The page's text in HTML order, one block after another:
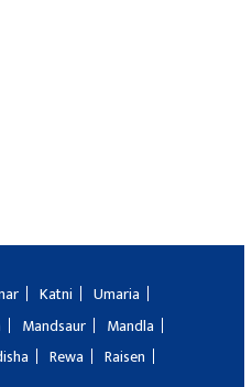
Katni
Umaria
Mandsaur
Mandla
Rewa
Raisen